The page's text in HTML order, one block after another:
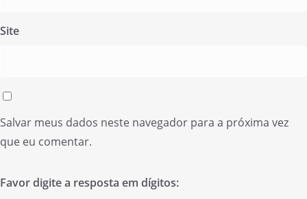
Site
Salvar meus dados neste navegador para a próxima vez
que eu comentar.
Favor digite a resposta em dígitos: